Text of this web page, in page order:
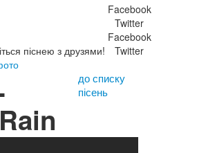
піснею з друзями!
Facebook
Twitter
Facebook
Twitter
до списку
пісень